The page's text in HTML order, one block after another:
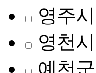
영주시
영천시
예천군